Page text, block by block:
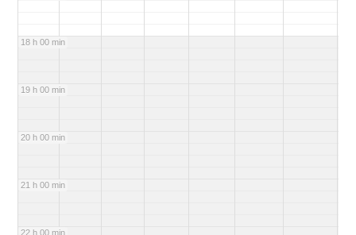
18 h 00 min
19 h 00 min
20 h 00 min
21 h 00 min
22 h 00 min